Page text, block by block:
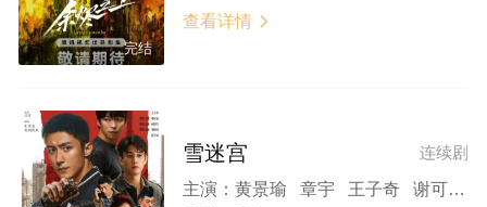
完结
查看详情 
连续剧
雪迷宫
主演： 黄景瑜 章宇 王子奇 谢可寅 林博洋 刘润南 赵昱童 练练 刘威 梁冠华 丁嘉丽 程雍 刘向京 宋家腾 关亚军